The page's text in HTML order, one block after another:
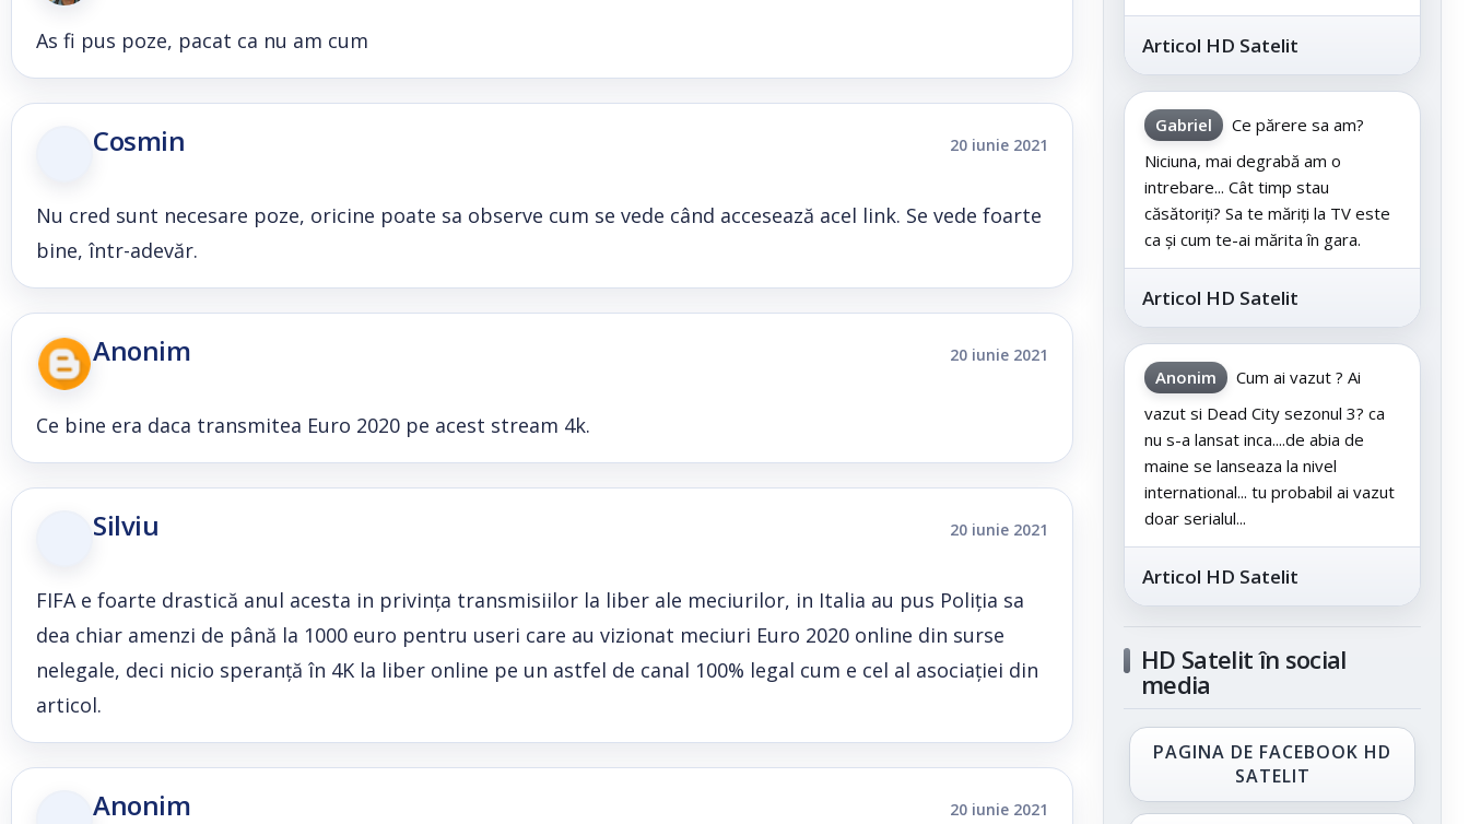
As fi pus poze, pacat ca nu am cum
Cosmin 20 iunie 2021
Nu cred sunt necesare poze, oricine poate sa observe cum se vede când accesează acel link. Se vede foarte
bine, într-adevăr.
Anonim 20 iunie 2021
Ce bine era daca transmitea Euro 2020 pe acest stream 4k.
Silviu 20 iunie 2021
FIFA e foarte drastică anul acesta in privința transmisiilor la liber ale meciurilor, in Italia au pus Poliția sa
dea chiar amenzi de până la 1000 euro pentru useri care au vizionat meciuri Euro 2020 online din surse
nelegale, deci nicio speranță în 4K la liber online pe un astfel de canal 100% legal cum e cel al asociației din
articol.
Anonim 20 iunie 2021
Articol HD Satelit
Gabriel
Ce părere sa am?
Niciuna, mai degrabă am o
intrebare... Cât timp stau
căsătoriți? Sa te măriți la TV este
ca și cum te-ai mărita în gara.
Articol HD Satelit
Anonim
Cum ai vazut ? Ai
vazut si Dead City sezonul 3? ca
nu s-a lansat inca....de abia de
maine se lanseaza la nivel
international... tu probabil ai vazut
doar serialul...
Articol HD Satelit
HD Satelit în social
media
PAGINA DE FACEBOOK HD
SATELIT